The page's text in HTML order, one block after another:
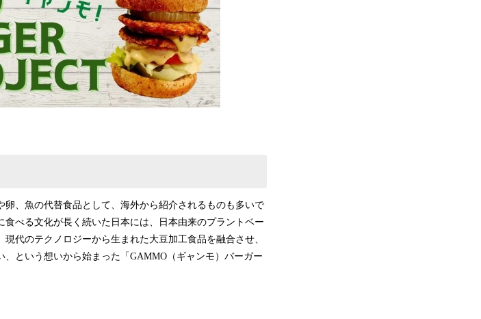
す
、魚の代替食品として、海外から紹介されるものも多いで
べる文化が長く続いた日本には、日本由来のプラントベー
代のテクノロジーから生まれた大豆加工食品を融合させ、
という想いから始まった「GAMMO（ギャンモ）バーガー